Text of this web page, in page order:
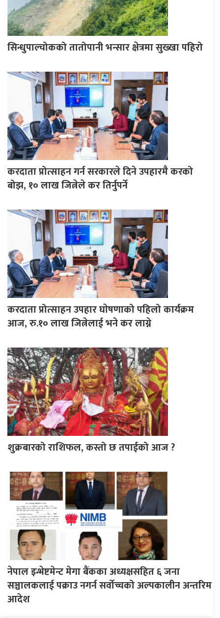
सिन्धुपाल्चोकको तातोपानी भन्सार क्षेत्रमा सुख्खा पहिरो
करदाता प्रोत्साहन गर्न सरकारले दिने उपहारमै करको
बोझ, १० लाख जित्नेले कर तिर्नुपर्ने
करदाता प्रोत्साहन उपहार घाेषणाको पहिलो कार्यक्रम
आज, रु.१० लाख जित्नेलाई भने कर लाग्ने
शुक्रबारको राशिफल, कस्तो छ तपाईको आज ?
नेपाल इन्भेष्टमेन्ट मेगा बैंकका अध्यक्षसहित ६ जना
सञ्चालकलाई पक्राउ नगर्न सर्वोच्चको अल्पकालीन अन्तरिम
आदेश